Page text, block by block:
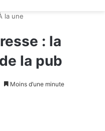
la une
: la
la pub
Moins d’une minute